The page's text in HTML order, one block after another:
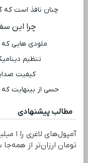
چنان نافذ است که
چرا این
ملودی ‌هایی که
تنظیم
کیفیت
حسی از بینهایت که
مطالب پیشنهادی
آمپول‌های
تومان ارزان‌تر از همه‌جا